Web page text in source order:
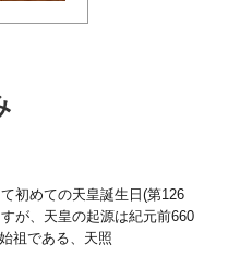
初めての天皇誕生日(第126
が、天皇の起源は紀元前660
祖である、天照